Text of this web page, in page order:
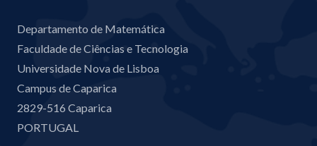
Departamento de Matemática
Faculdade de Ciências e Tecnologia
Universidade Nova de Lisboa
Campus de Caparica
2829-516 Caparica
PORTUGAL